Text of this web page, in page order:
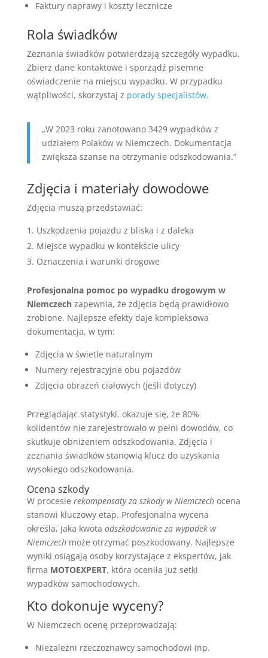
Faktury naprawy i koszty lecznicze
Rola świadków
Zeznania świadków potwierdzają szczegóły wypadku.
Zbierz dane kontaktowe i sporządź pisemne
oświadczenie na miejscu wypadku. W przypadku
wątpliwości, skorzystaj z porady specjalistów.
„W 2023 roku zanotowano 3429 wypadków z
udziałem Polaków w Niemczech. Dokumentacja
zwiększa szanse na otrzymanie odszkodowania.”
Zdjęcia i materiały dowodowe
Zdjęcia muszą przedstawiać:
Uszkodzenia pojazdu z bliska i z daleka
Miejsce wypadku w kontekście ulicy
Oznaczenia i warunki drogowe
Profesjonalna pomoc po wypadku drogowym w
Niemczechzapewnia, że zdjęcia będą prawidłowo
zrobione. Najlepsze efekty daje kompleksowa
dokumentacja, w tym:
Zdjęcia w świetle naturalnym
Numery rejestracyjne obu pojazdów
Zdjęcia obrażeń ciałowych (jeśli dotyczy)
Przeglądając statystyki, okazuje się, że 80%
kolidentów nie zarejestrowało w pełni dowodów, co
skutkuje obniżeniem odszkodowania. Zdjęcia i
zeznania świadków stanowią klucz do uzyskania
wysokiego odszkodowania.
Ocena szkody
W procesie rekompensaty za szkody w Niemczechocena
stanowi kluczowy etap. Profesjonalna wycena
określa, jaka kwota odszkodowanie za wypadek w
Niemczechmoże otrzymać poszkodowany. Najlepsze
wyniki osiągają osoby korzystające z ekspertów, jak
firma MOTOEXPERT, która oceniła już setki
wypadków samochodowych.
Kto dokonuje wyceny?
W Niemczech ocenę przeprowadzają:
Niezależni rzeczoznawcy samochodowi (np.